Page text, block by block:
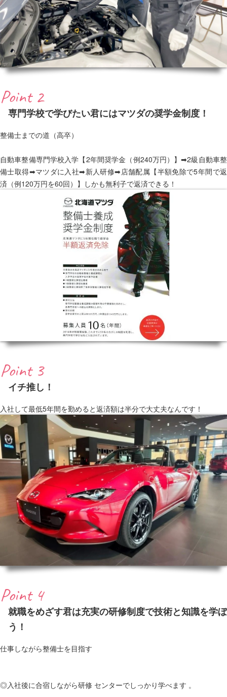
Point 2
専門学校で学びたい君にはマツダの奨学金制度！
整備士までの道（高卒）
自動車整備専門学校入学【2年間奨学金（例240万円）】➡2級自動車整
備士取得➡マツダに入社➡新人研修➡店舗配属【半額免除で5年間で返
済（例120万円を60回）】しかも無利子で返済できる！
Point 3
イチ推し！
入社して最低5年間を勤めると返済額は半分で大丈夫なんです！
Point 4
就職をめざす君は充実の研修制度で技術と知識を学ぼ
う！
仕事しながら整備士を目指す
◎入社後に合宿しながら研修 センターでしっかり学べます 。